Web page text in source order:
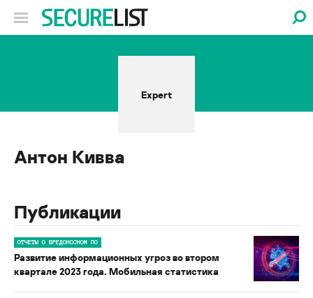
Expert
Антон Кивва
Публикации
ОТЧЕТЫ О ВРЕДОНОСНОМ ПО
Развитие информационных угроз во втором
квартале 2023 года. Мобильная статистика